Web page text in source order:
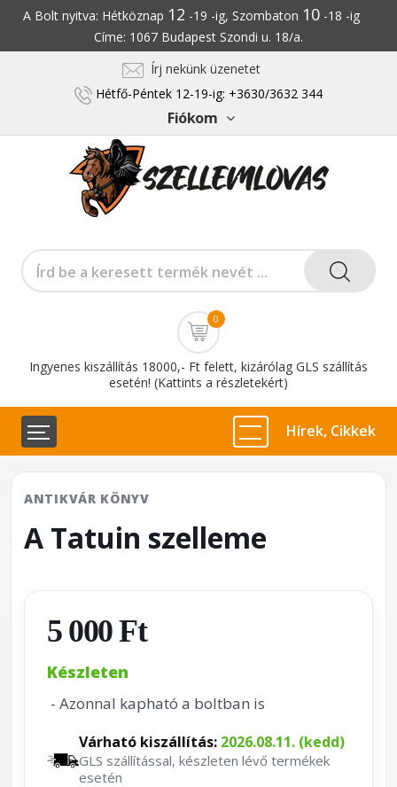
A Bolt nyitva: Hétköznap 12 -19 -ig, Szombaton 10-18 -ig
Címe: 1067 Budapest Szondi u. 18/a.
Írj nekünk üzenetet
Hétfő-Péntek 12-19-ig: +3630/3632 344
Fiókom
0
Ingyenes kiszállítás 18000,- Ft felett, kizárólag GLS szállítás
esetén! (Kattints a részletekért)
Hírek, Cikkek
ANTIKVÁR KÖNYV
A Tatuin szelleme
5 000 Ft
Készleten
- Azonnal kapható a boltban is
Várható kiszállítás: 2026.08.11. (kedd)
GLS szállítással, készleten lévő termékek
esetén